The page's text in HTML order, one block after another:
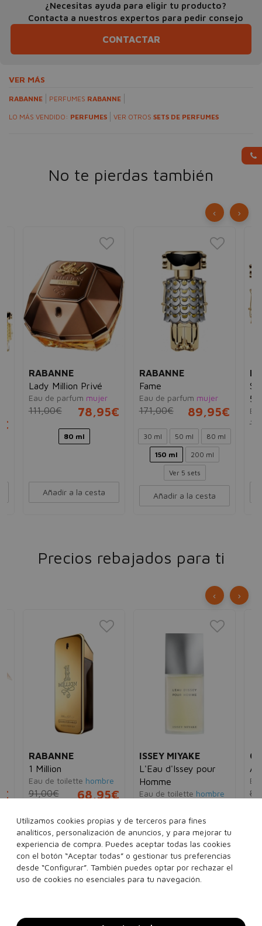
¿Necesitas ayuda para eligir tu producto?
Contacta a nuestros expertos para pedir consejo
CONTACTAR
VER MÁS
RABANNE PERFUMES RABANNE
LO MÁS VENDIDO: PERFUMES VER OTROS SETS DE PERFUMES
No te pierdas también
RABANNE
Lady Million Privé
Eau de parfum mujer
111,00€ 78,95€
80 ml
Añadir a la cesta
RABANNE
Fame
Eau de parfum mujer
171,00€ 89,95€
30 ml 50 ml 80 ml
150 ml 200 ml
Ver 5 sets
Añadir a la cesta
‹ ›
Precios rebajados para ti
RABANNE
1 Million
Eau de toilette hombre
91,00€ 68,95€
30 ml 50 ml 100 ml
200 ml Ver 4 sets
Añadir a la cesta
ISSEY MIYAKE
L'Eau d'Issey pour
Homme
Eau de toilette hombre
40 ml 75 ml 125 ml
Añadir a la cesta
‹ ›
Utilizamos cookies propias y de terceros para fines
analíticos, personalización de anuncios, y para mejorar tu
experiencia de compra. Puedes aceptar todas las cookies
con el botón “Aceptar todas” o gestionar tus preferencias
desde “Configurar”. También puedes optar por rechazar el
uso de cookies no esenciales para tu navegación.